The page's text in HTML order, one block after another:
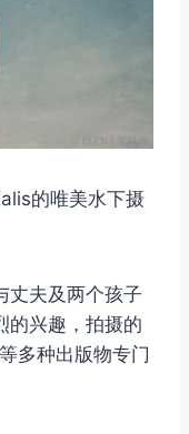
的唯美水下摄
丈夫及两个孩子
的兴趣，拍摄的
多种出版物专门